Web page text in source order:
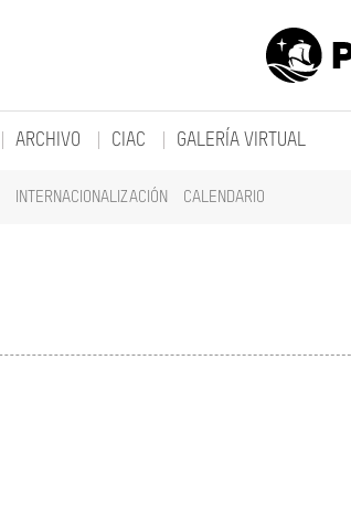
INTERNACIONALIZACIÓN CALENDARIO
ARCHIVO CIAC GALERÍA VIRTUAL